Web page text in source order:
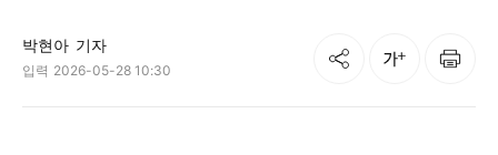
박현아 기자
입력 2026-05-28 10:30
공유 글자크기 인쇄